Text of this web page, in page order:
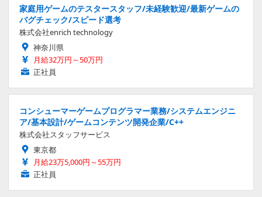
家庭用ゲームのテスタースタッフ/未経験歓迎/最新ゲームの
バグチェック/スピード選考
株式会社enrich technology
神奈川県
月給32万円～50万円
正社員
コンシューマーゲームプログラマー業務/システムエンジニ
ア/基本設計/ゲームコンテンツ開発企業/C++
株式会社スタッフサービス
東京都
月給23万5,000円～55万円
正社員